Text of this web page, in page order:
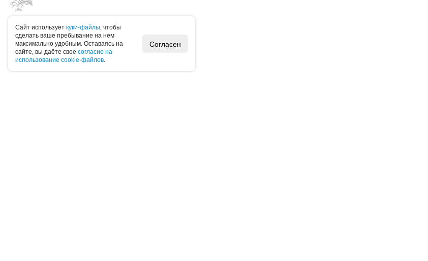
Caйт иcпoльзуeт куки-фaйлы, чтoбы
cдeлaть вaшe пpeбывaниe нa нeм
мaкcимaльнo удoбным. Ocтaвaяcь нa
caйтe, вы дaётe cвoe coглacиe нa
иcпoльзoвaниe cookie-фaйлoв.
Согласен